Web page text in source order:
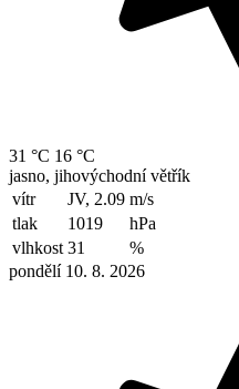
31 °C 16 °C
jasno, jihovýchodní větřík
vítr
JV, 2.09 m/s
tlak
1019
hPa
vlhkost 31
%
pondělí 10. 8. 2026